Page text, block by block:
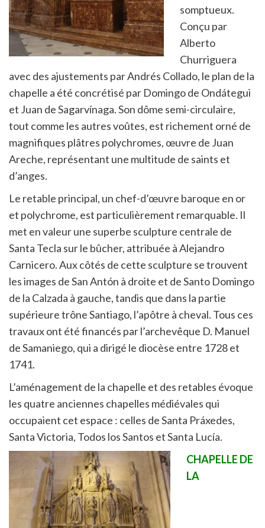
somptueux.
Conçu par
Alberto
Churriguera
avec des ajustements par Andrés Collado, le plan de la
chapelle a été concrétisé par Domingo de Ondátegui
et Juan de Sagarvínaga. Son dôme semi-circulaire,
tout comme les autres voûtes, est richement orné de
magnifiques plâtres polychromes, œuvre de Juan
Areche, représentant une multitude de saints et
d’anges.
Le retable principal, un chef-d’œuvre baroque en or
et polychrome, est particulièrement remarquable. Il
met en valeur une superbe sculpture centrale de
Santa Tecla sur le bûcher, attribuée à Alejandro
Carnicero. Aux côtés de cette sculpture se trouvent
les images de San Antón à droite et de Santo Domingo
de la Calzada à gauche, tandis que dans la partie
supérieure trône Santiago, l’apôtre à cheval. Tous ces
travaux ont été financés par l’archevêque D. Manuel
de Samaniego, qui a dirigé le diocèse entre 1728 et
1741.
L’aménagement de la chapelle et des retables évoque
les quatre anciennes chapelles médiévales qui
occupaient cet espace : celles de Santa Práxedes,
Santa Victoria, Todos los Santos et Santa Lucía.
CHAPELLE DE
LA